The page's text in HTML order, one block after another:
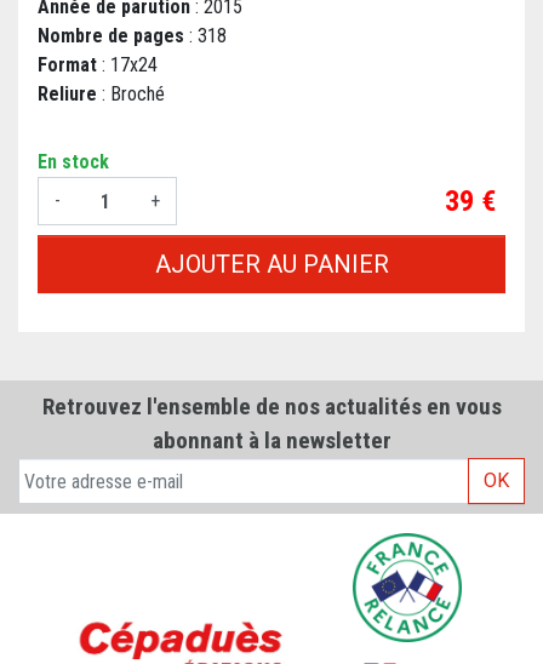
Année de parution : 2015
Nombre de pages : 318
Format : 17x24
Reliure : Broché
En stock
-
+ Prix
39 €
AJOUTER AU PANIER
Retrouvez l'ensemble de nos actualités en vous
abonnant à la newsletter
OK